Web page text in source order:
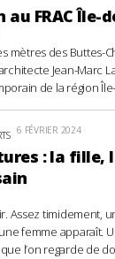
FRAC Île-
mètres des Buttes-
Jean-Marc
de la région
6 FÉVRIER 2024
: la fille,
Assez timidement,
femme apparaît.
l’on regarde de